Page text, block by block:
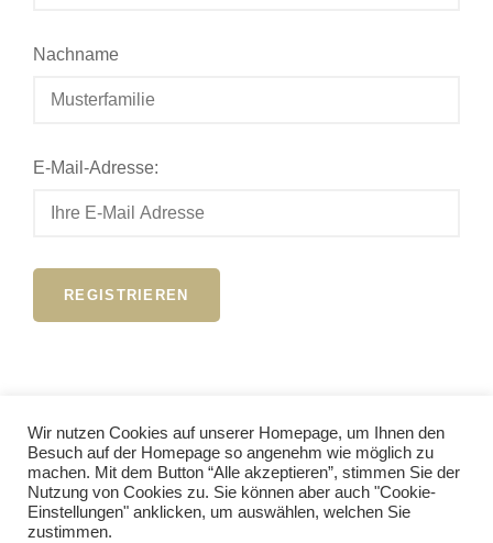
Nachname
E-Mail-Adresse:
Anmelden
Wir nutzen Cookies auf unserer Homepage, um Ihnen den
Besuch auf der Homepage so angenehm wie möglich zu
machen. Mit dem Button “Alle akzeptieren”, stimmen Sie der
Nutzung von Cookies zu. Sie können aber auch "Cookie-
Einstellungen" anklicken, um auswählen, welchen Sie
zustimmen.